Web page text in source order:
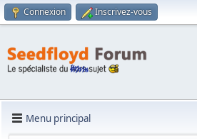
Connexion Inscrivez-vous
Menu principal